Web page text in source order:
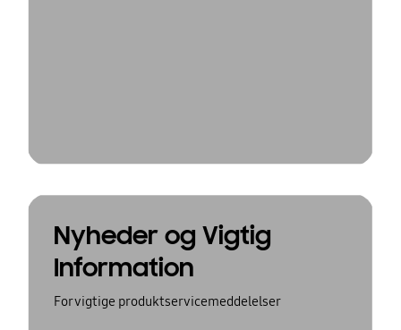
Nyheder og Vigtig
Information
For vigtige produktservicemeddelelser